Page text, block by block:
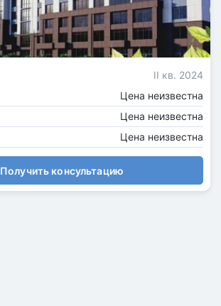
II кв. 2024
Цена неизвестна
Цена неизвестна
Цена неизвестна
Получить консультацию